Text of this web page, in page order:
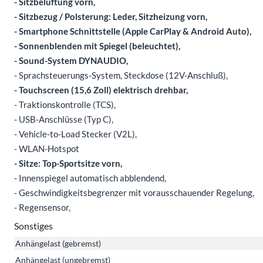
- Sitzbezug / Polsterung: Leder, Sitzheizung vorn,
- Smartphone Schnittstelle (Apple CarPlay & Android Auto),
- Sonnenblenden mit Spiegel (beleuchtet),
- Sound-System DYNAUDIO,
- Sprachsteuerungs-System, Steckdose (12V-Anschluß),
- Touchscreen (15,6 Zoll) elektrisch drehbar,
- Traktionskontrolle (TCS),
- USB-Anschlüsse (Typ C),
- Vehicle-to-Load Stecker (V2L),
- WLAN-Hotspot
- Sitze: Top-Sportsitze vorn,
- Innenspiegel automatisch abblendend,
- Geschwindigkeitsbegrenzer mit vorausschauender Regelung,
- Regensensor,
Sonstiges
Anhängelast (gebremst)
Anhängelast (ungebremst)